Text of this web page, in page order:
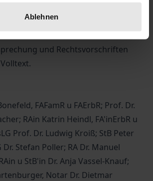
Ablehnen
und Rechtsvorschriften
FAFamR u FAErbR; Prof. Dr.
RAin Katrin Heindl, FA'inErbR u
Prof. Dr. Ludwig Kroiß; StB Peter
Dr. Stefan Poller; RA Dr. Manuel
u StB'in Dr. Anja Vassel-Knauf;
Notar Dr. Dietmar